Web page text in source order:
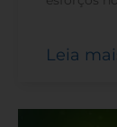
Leia